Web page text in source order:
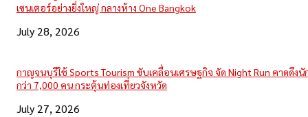
เซนเตอร์อย่างยิ่งใหญ่ กลางห้าง One Bangkok
July 28, 2026
กาญจนบุรีใช้ Sports Tourism ขับเคลื่อนเศรษฐกิจ จัด Night Run คาดดึงนั
กว่า 7,000 คน กระตุ้นท่องเที่ยวจังหวัด
July 27, 2026